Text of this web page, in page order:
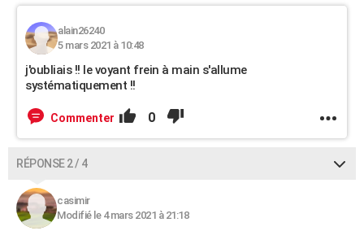
alain26240
5 mars 2021 à 10:48
j'oubliais !! le voyant frein à main s'allume
systématiquement !!
Commenter 0
RÉPONSE 2 / 4
casimir
Modifié le 4 mars 2021 à 21:18